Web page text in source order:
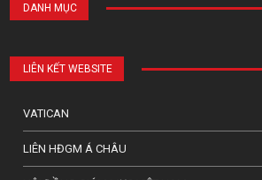
DANH MỤC
LIÊN KẾT WEBSITE
VATICAN
LIÊN HĐGM Á CHÂU